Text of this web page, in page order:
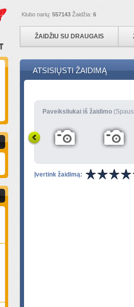
Klubo narių: 557143 Žaidžia: 6
ŽAIDŽIU SU DRAUGAIS
ATSISIŲSTI ŽAIDIMĄ
Paveiksliukai iš žaidimo
Įvertink žaidimą: